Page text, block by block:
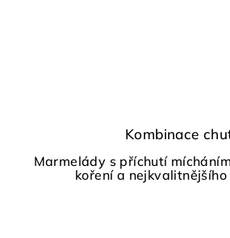
Kombinace
Marmelády s příchutí
koření a nejkvalitnějšího